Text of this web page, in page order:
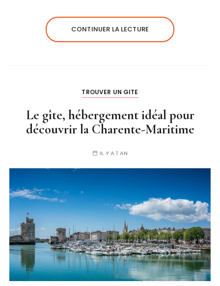
CONTINUER LA LECTURE
TROUVER UN GITE
Le gîte, hébergement idéal pour
découvrir la Charente-Maritime
IL Y A 1 AN